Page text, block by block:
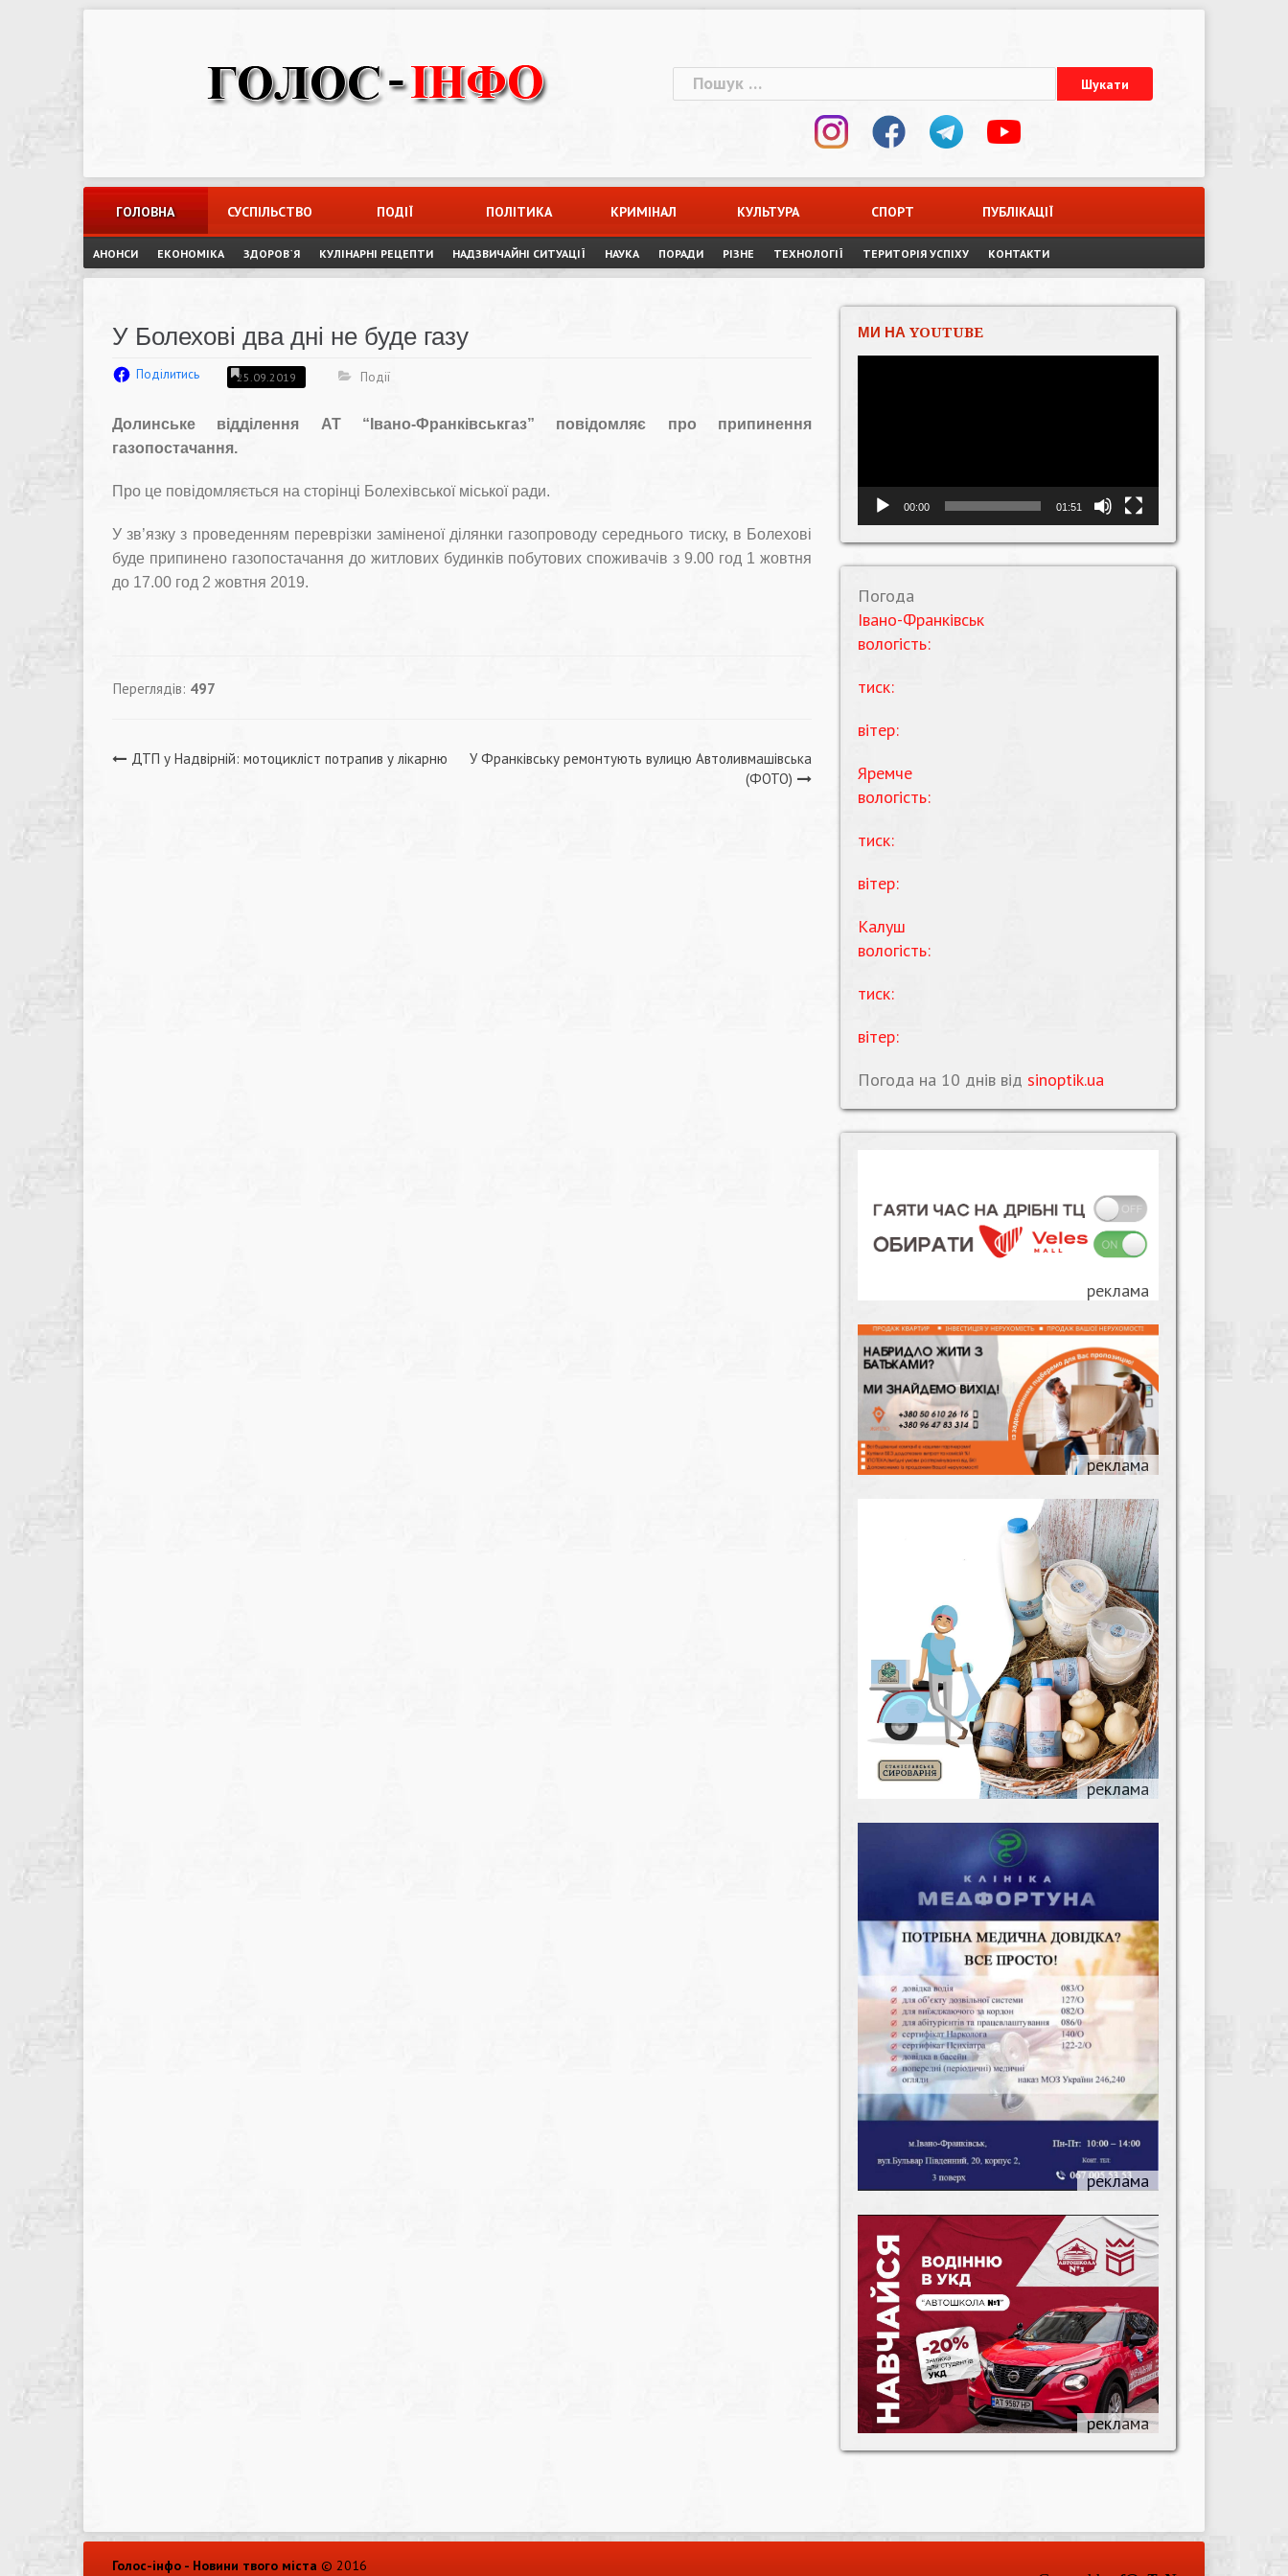
Пошук:
ГОЛОВНА СУСПІЛЬСТВО ПОДІЇ ПОЛІТИКА КРИМІНАЛ КУЛЬТУРА СПОРТ ПУБЛІКАЦІЇ
АНОНСИ ЕКОНОМІКА ЗДОРОВ`Я КУЛІНАРНІ РЕЦЕПТИ НАДЗВИЧАЙНІ СИТУАЦІЇ НАУКА ПОРАДИ РІЗНЕ ТЕХНОЛОГІЇ ТЕРИТОРІЯ УСПІХУ КОНТАКТИ
У Болехові два дні не буде газу
Поділитись 25.09.2019 Події
Долинське відділення АТ “Івано-Франківськгаз” повідомляє про припинення
газопостачання.
Про це повідомляється на сторінці Болехівської міської ради.
У зв’язку з проведенням переврізки заміненої ділянки газопроводу середнього тиску, в Болехові
буде припинено газопостачання до житлових будинків побутових споживачів з 9.00 год 1 жовтня
до 17.00 год 2 жовтня 2019.
Переглядів: 497
Навігація
ДТП у Надвірній: мотоцикліст потрапив у лікарню
У Франківську ремонтують вулицю Автоливмашівська
(ФОТО)
МИ НА YOUTUBE
00:00 01:51
Погода
Івано-Франківськ
вологість:
тиск:
вітер:
Яремче
вологість:
тиск:
вітер:
Калуш
вологість:
тиск:
вітер:
Погода на 10 днів від sinoptik.ua
Голос-інфо - Новини твого міста © 2016